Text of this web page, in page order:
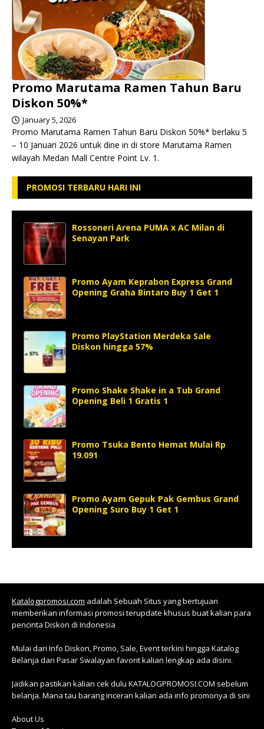
Promo Marutama Ramen Tahun Baru
Diskon 50%*
January 5, 2026
Promo Marutama Ramen Tahun Baru Diskon 50%* berlaku 5
– 10 Januari 2026 untuk dine in di store Marutama Ramen
wilayah Medan Mall Centre Point Lv. 1.
PROMOSI TERBARU HARI INI
Rossoneri Arena PUMA x AC Milan di
Senayan Park
Promo Ayam Keprabon Express Grand
Opening Graha Bintaro Buy 1 Get 1
Promo PlayStation Merdeka Sale
Diskon hingga 57%
Promo Shake Shake in a Tub Grand
Opening Beli 1 Gratis 1
Promo Tsuka Bento Hemat Mulai Rp
19.091
Promo Ayam Gepuk Pak Gembus Grand
Opening Suro Buy 1 Get 1
Katalogpromosi.com adalah Sebuah Situs yang bertujuan
memberikan informasi promosi terupdate khusus buat kalian para
pencinta Diskon di Indonesia
Mulai dari Info Diskon, Promo, Sale, Event terkini hingga Katalog
Belanja dari Pasar Swalayan favorit kalian lengkap ada disini.
Jadikan pastikan kalian cek dulu KATALOGPROMOSI.COM sebelum
belanja. Mana tau barang inceran kalian ada info promonya di sini
About Us